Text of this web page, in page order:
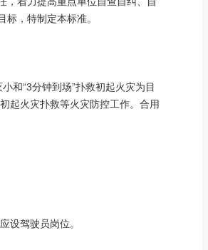
，特制定本标准。
“3分钟到场”扑救初起火灾为目
起火灾扑救等火灾防控工作。合用
驾驶员岗位。